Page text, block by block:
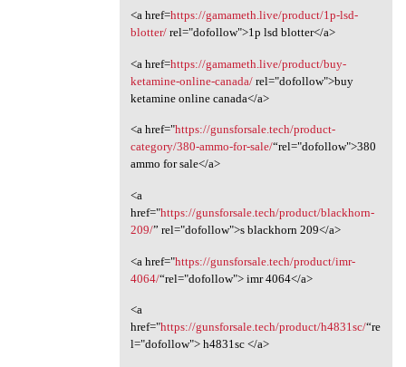
<a href=https://gamameth.live/product/1p-lsd-
blotter/rel="dofollow">1p lsd blotter</a>
<a href=https://gamameth.live/product/buy-
ketamine-online-canada/rel="dofollow">buy
ketamine online canada</a>
<a href="https://gunsforsale.tech/product-
category/380-ammo-for-sale/“rel="dofollow">380
ammo for sale</a>
<a
href="https://gunsforsale.tech/product/blackhorn-
209/” rel="dofollow">s blackhorn 209</a>
<a href="https://gunsforsale.tech/product/imr-
4064/“rel="dofollow"> imr 4064</a>
<a
href="https://gunsforsale.tech/product/h4831sc/“re
l="dofollow"> h4831sc </a>